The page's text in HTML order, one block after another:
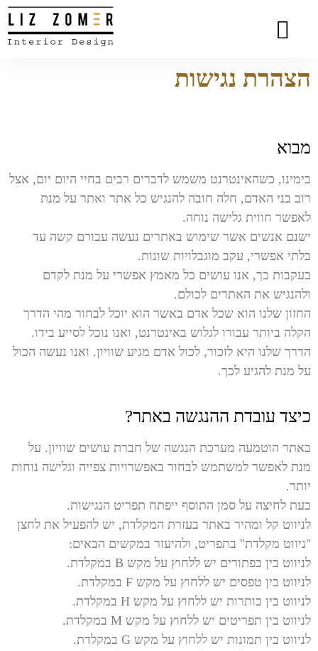
הצהרת נגישות
מבוא
בימינו, כשהאינטרנט משמש לדברים רבים בחיי היום יום, אצל
רוב בני האדם, חלה חובה להנגיש כל אתר ואתר על מנת
לאפשר חווית גלישה נוחה.
ישנם אנשים אשר שימוש באתרים נעשה עבורם קשה עד
בלתי אפשרי, עקב מוגבלויות שונות.
בעקבות כך, אנו עושים כל מאמץ אפשרי על מנת לקדם
ולהנגיש את האתרים לכולם.
החזון שלנו הוא שכל אדם באשר הוא יוכל לבחור מהי הדרך
הקלה ביותר עבורו לגלוש באינטרנט, ואנו נוכל לסייע בידו.
הדרך שלנו היא לזכור, לכול אדם מגיע שוויון. ואנו נעשה הכול
על מנת להגיע לכך.
כיצד עובדת ההנגשה באתר?
באתר הוטמעה מערכת הנגשה של חברת עושים שוויון. על
מנת לאפשר למשתמש לבחור באפשרויות צפייה וגלישה נוחות
יותר.
בעת לחיצה על סמן התוסף ייפתח תפריט הנגישות.
לניווט קל ומהיר באתר בעזרת המקלדת, יש להפעיל את לחצן
"ניווט מקלדת" בתפריט, ולהיעזר במקשים הבאים:
לניווט בין כפתורים יש ללחוץ על מקש B במקלדת.
לניווט בין טפסים יש ללחוץ על מקש F במקלדת.
לניווט בין כותרות יש ללחוץ על מקש H במקלדת.
לניווט בין תפריטים יש ללחוץ על מקש M במקלדת.
לניווט בין תמונות יש ללחוץ על מקש G במקלדת.